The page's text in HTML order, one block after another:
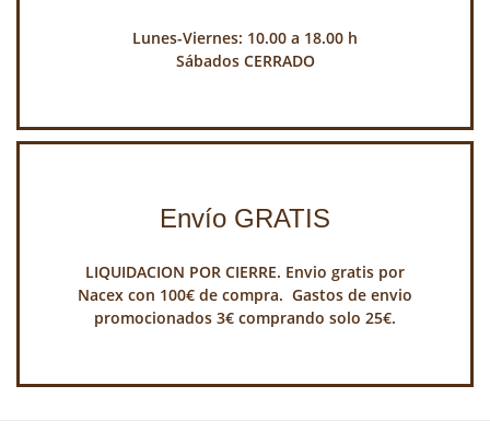
Lunes-Viernes: 10.00 a 18.00 h
Sábados CERRADO
Envío GRATIS
LIQUIDACION POR CIERRE. Envio gratis por
Nacex con 100€ de compra. Gastos de envio
promocionados 3€ comprando solo 25€.